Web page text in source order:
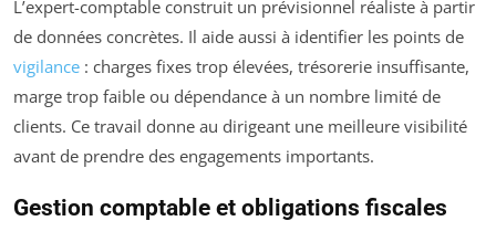
L’expert-comptable construit un prévisionnel réaliste à partir
de données concrètes. Il aide aussi à identifier les points de
vigilance : charges fixes trop élevées, trésorerie insuffisante,
marge trop faible ou dépendance à un nombre limité de
clients. Ce travail donne au dirigeant une meilleure visibilité
avant de prendre des engagements importants.
Gestion comptable et obligations fiscales